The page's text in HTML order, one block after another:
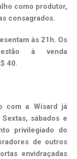
como produtor,
consagrados.
às 21h. Os
à venda
40.
com a Wisard já
sábados e
privilegiado do
de outros
envidraçadas